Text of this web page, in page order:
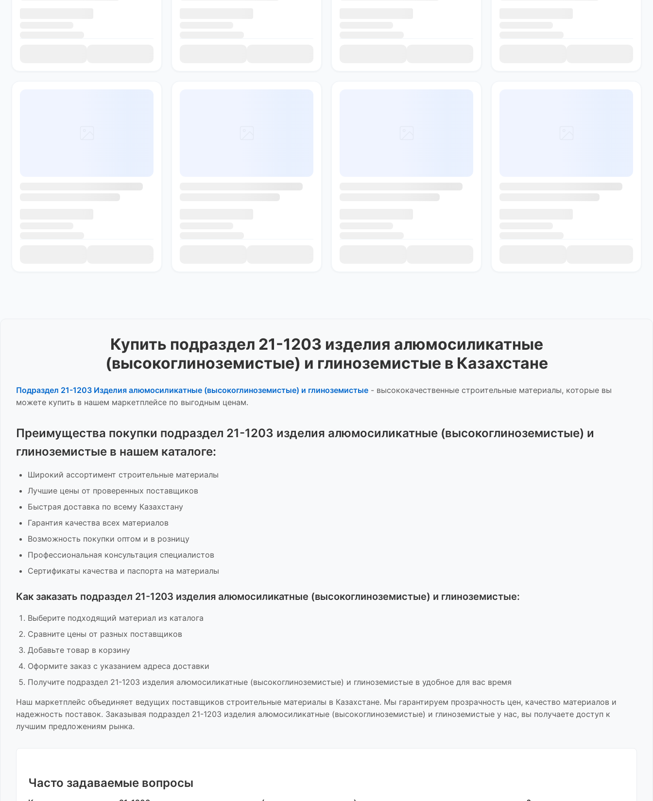
Купить подраздел 21-1203 изделия алюмосиликатные
(высокоглиноземистые) и глиноземистые в Казахстане
Подраздел 21-1203 Изделия алюмосиликатные (высокоглиноземистые) и глиноземистые - высококачественные строительные материалы, которые вы
можете купить в нашем маркетплейсе по выгодным ценам.
Преимущества покупки подраздел 21-1203 изделия алюмосиликатные (высокоглиноземистые) и
глиноземистые в нашем каталоге:
Широкий ассортимент строительные материалы
Лучшие цены от проверенных поставщиков
Быстрая доставка по всему Казахстану
Гарантия качества всех материалов
Возможность покупки оптом и в розницу
Профессиональная консультация специалистов
Сертификаты качества и паспорта на материалы
Как заказать подраздел 21-1203 изделия алюмосиликатные (высокоглиноземистые) и глиноземистые:
Выберите подходящий материал из каталога
Сравните цены от разных поставщиков
Добавьте товар в корзину
Оформите заказ с указанием адреса доставки
Получите подраздел 21-1203 изделия алюмосиликатные (высокоглиноземистые) и глиноземистые в удобное для вас время
Наш маркетплейс объединяет ведущих поставщиков строительные материалы в Казахстане. Мы гарантируем прозрачность цен, качество материалов и
надежность поставок. Заказывая подраздел 21-1203 изделия алюмосиликатные (высокоглиноземистые) и глиноземистые у нас, вы получаете доступ к
лучшим предложениям рынка.
Часто задаваемые вопросы